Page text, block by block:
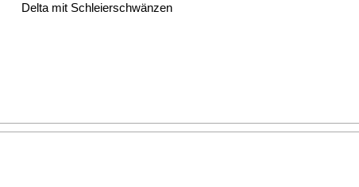
Delta mit Schleierschwänzen